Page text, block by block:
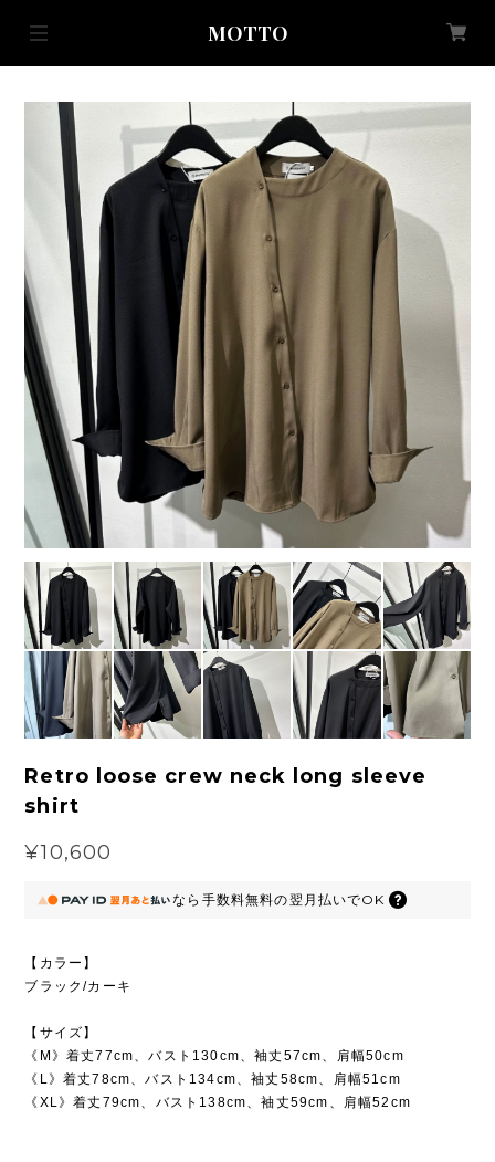
MOTTO
Retro loose crew neck long sleeve
shirt
¥10,600
なら 手数料無料の翌月払いでOK
【カラー】
ブラック/カーキ
【サイズ】
《M》着丈77cm、バスト130cm、袖丈57cm、肩幅50cm
《L》着丈78cm、バスト134cm、袖丈58cm、肩幅51cm
《XL》着丈79cm、バスト138cm、袖丈59cm、肩幅52cm